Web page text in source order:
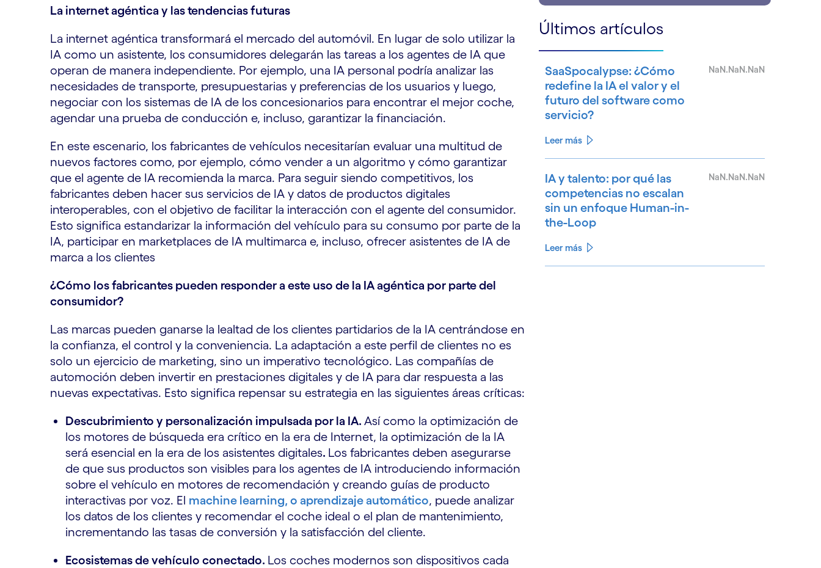
La internet agéntica y las tendencias futuras
La internet agéntica transformará el mercado del automóvil. En lugar de solo utilizar la
IA como un asistente, los consumidores delegarán las tareas a los agentes de IA que
operan de manera independiente. Por ejemplo, una IA personal podría analizar las
necesidades de transporte, presupuestarias y preferencias de los usuarios y luego,
negociar con los sistemas de IA de los concesionarios para encontrar el mejor coche,
agendar una prueba de conducción e, incluso, garantizar la financiación.
En este escenario, los fabricantes de vehículos necesitarían evaluar una multitud de
nuevos factores como, por ejemplo, cómo vender a un algoritmo y cómo garantizar
que el agente de IA recomienda la marca. Para seguir siendo competitivos, los
fabricantes deben hacer sus servicios de IA y datos de productos digitales
interoperables, con el objetivo de facilitar la interacción con el agente del consumidor.
Esto significa estandarizar la información del vehículo para su consumo por parte de la
IA, participar en marketplaces de IA multimarca e, incluso, ofrecer asistentes de IA de
marca a los clientes
¿Cómo los fabricantes pueden responder a este uso de la IA agéntica por parte del
consumidor?
Las marcas pueden ganarse la lealtad de los clientes partidarios de la IA centrándose en
la confianza, el control y la conveniencia. La adaptación a este perfil de clientes no es
solo un ejercicio de marketing, sino un imperativo tecnológico. Las compañías de
automoción deben invertir en prestaciones digitales y de IA para dar respuesta a las
nuevas expectativas. Esto significa repensar su estrategia en las siguientes áreas críticas:
Descubrimiento y personalización impulsada por la IA. Así como la optimización de
los motores de búsqueda era crítico en la era de Internet, la optimización de la IA
será esencial en la era de los asistentes digitales. Los fabricantes deben asegurarse
de que sus productos son visibles para los agentes de IA introduciendo información
sobre el vehículo en motores de recomendación y creando guías de producto
interactivas por voz. El machine learning, o aprendizaje automático, puede analizar
los datos de los clientes y recomendar el coche ideal o el plan de mantenimiento,
incrementando las tasas de conversión y la satisfacción del cliente.
Ecosistemas de vehículo conectado. Los coches modernos son dispositivos cada
Últimos artículos
SaaSpocalypse: ¿Cómo
redefine la IA el valor y el
futuro del software como
servicio?
NaN.NaN.NaN
Leer más
IA y talento: por qué las
competencias no escalan
sin un enfoque Human-in-
the-Loop
NaN.NaN.NaN
Leer más